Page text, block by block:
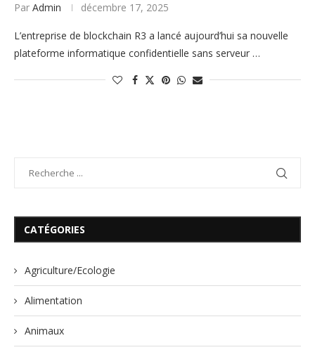
Par Admin décembre 17, 2025
L’entreprise de blockchain R3 a lancé aujourd’hui sa nouvelle
plateforme informatique confidentielle sans serveur …
CATÉGORIES
Agriculture/Ecologie
Alimentation
Animaux